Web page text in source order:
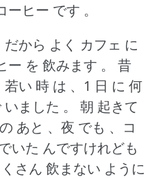
ーヒー です 。
だから よく カフェ に
を 飲みます 。
昔
い 時 は 、1 日 に 何
ました 。
朝 起きて
あと 、夜 でも 、コ
いた んですけれども
さん 飲まない ように